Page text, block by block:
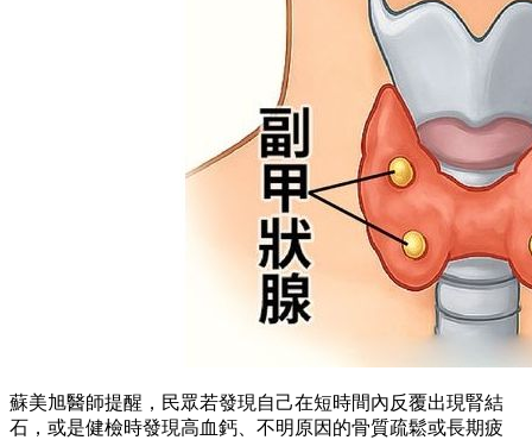
蘇美旭醫師提醒，民眾若發現自己在短時間內反覆出現腎結
石，或是健檢時發現高血鈣、不明原因的骨質疏鬆或長期疲